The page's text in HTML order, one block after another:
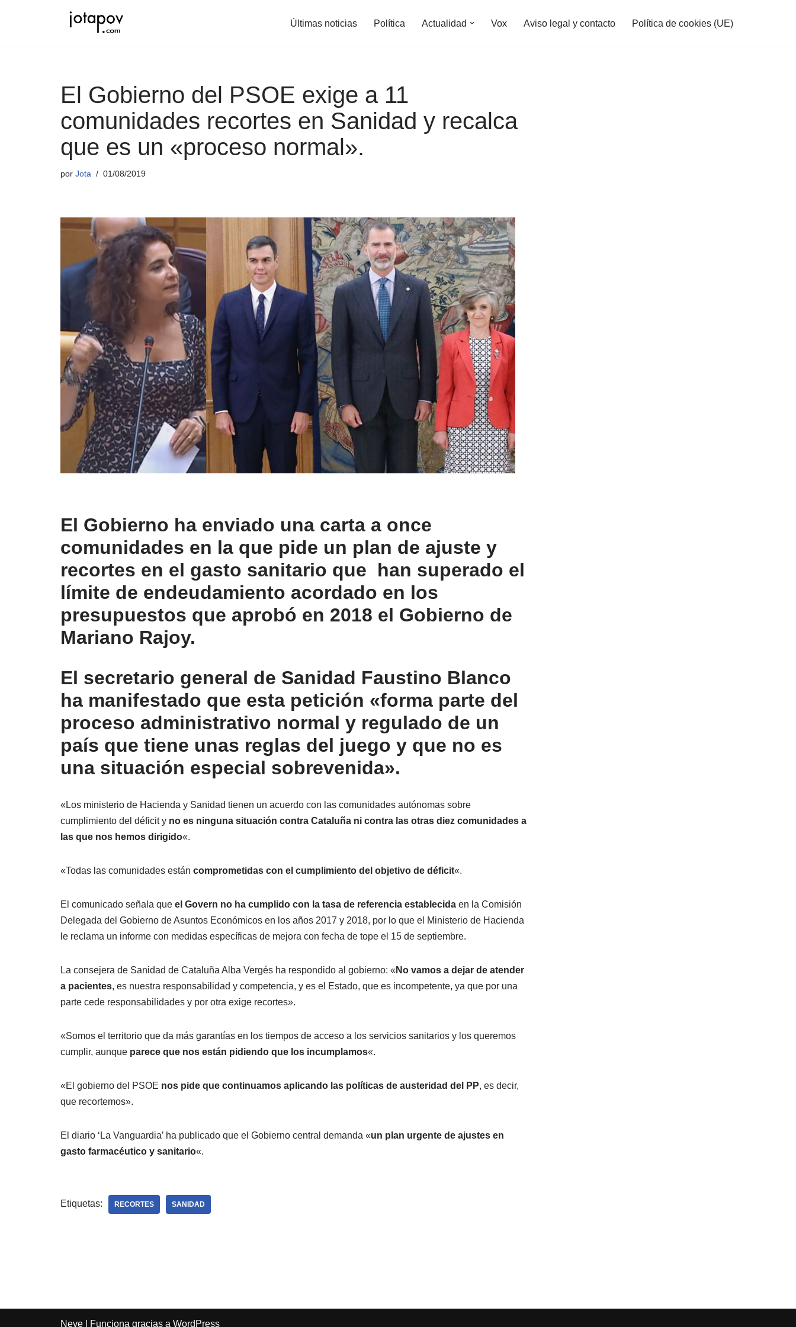
Últimas noticias Política Actualidad Vox Aviso legal y contacto Política de cookies (UE)
El Gobierno del PSOE exige a 11
comunidades recortes en Sanidad y recalca
que es un «proceso normal».
por Jota 01/08/2019
El Gobierno ha enviado una carta a once
comunidades en la que pide un plan de ajuste y
recortes en el gasto sanitario que han superado el
límite de endeudamiento acordado en los
presupuestos que aprobó en 2018 el Gobierno de
Mariano Rajoy.
El secretario general de Sanidad Faustino Blanco
ha manifestado que esta petición «forma parte del
proceso administrativo normal y regulado de un
país que tiene unas reglas del juego y que no es
una situación especial sobrevenida».
«Los ministerio de Hacienda y Sanidad tienen un acuerdo con las comunidades autónomas sobre
cumplimiento del déficit y no es ninguna situación contra Cataluña ni contra las otras diez comunidades a
las que nos hemos dirigido«.
«Todas las comunidades están comprometidas con el cumplimiento del objetivo de déficit«.
El comunicado señala que el Govern no ha cumplido con la tasa de referencia establecida en la Comisión
Delegada del Gobierno de Asuntos Económicos en los años 2017 y 2018, por lo que el Ministerio de Hacienda
le reclama un informe con medidas específicas de mejora con fecha de tope el 15 de septiembre.
La consejera de Sanidad de Cataluña Alba Vergés ha respondido al gobierno: « No vamos a dejar de atender
a pacientes, es nuestra responsabilidad y competencia, y es el Estado, que es incompetente, ya que por una
parte cede responsabilidades y por otra exige recortes».
«Somos el territorio que da más garantías en los tiempos de acceso a los servicios sanitarios y los queremos
cumplir, aunque parece que nos están pidiendo que los incumplamos«.
«El gobierno del PSOE nos pide que continuamos aplicando las políticas de austeridad del PP, es decir,
que recortemos».
El diario ‘La Vanguardia’ ha publicado que el Gobierno central demanda «un plan urgente de ajustes en
gasto farmacéutico y sanitario«.
Etiquetas: RECORTES SANIDAD
Neve | Funciona gracias a WordPress